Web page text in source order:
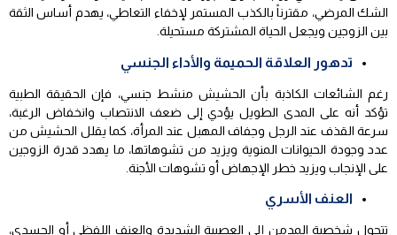
الشك المرضي، مقترناً بالكذب المستمر لإخفاء التعاطي، يهدم أساس الثقة
بين الزوجين ويجعل الحياة المشتركة مستحيلة.
تدهور العلاقة الحميمة والأداء الجنسي
رغم الشائعات الكاذبة بأن الحشيش منشط جنسي، فإن الحقيقة الطبية
تؤكد أنه على المدى الطويل يؤدي إلى ضعف الانتصاب وانخفاض الرغبة،
سرعة القذف عند الرجل وجفاف المهبل عند المرأة، كما يقلل الحشيش من
عدد وجودة الحيوانات المنوية ويزيد من تشوهاتها، ما يهدد قدرة الزوجين
على الإنجاب ويزيد خطر الإجهاض أو تشوهات الأجنة.
العنف الأسري
تتحول شخصية المدمن إلى العصبية الشديدة والعنف اللفظي أو الجسدي،